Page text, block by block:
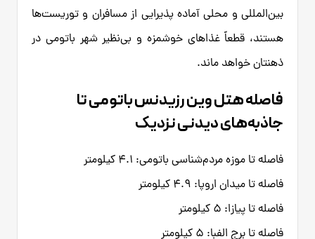
بین‌المللی و محلی آماده پذیرایی از مسافران و توریست‌ها
هستند، قطعاً غذاهای خوشمزه و بی‌نظیر شهر باتومی در
ذهنتان خواهد ماند.
فاصله هتل وین رزیدنس باتومی تا
جاذبه‌های دیدنی نزدیک
فاصله تا موزه مردم‌شناسی باتومی: ۴.۱ کیلومتر
فاصله تا میدان اروپا: ۴.۹ کیلومتر
فاصله تا پیازا: ۵ کیلومتر
فاصله تا برج الفبا: ۵ کیلومتر